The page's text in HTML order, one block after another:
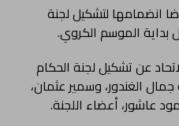
انضمامها لتشكيل لجنة
بداية الموسم الكروي.
عن تشكيل لجنة الحكام
الغندور، وسمير عثمان،
عاشور، أعضاء اللجنة.